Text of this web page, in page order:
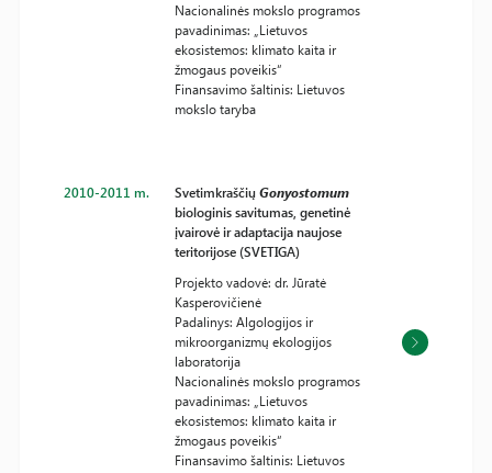
Nacionalinės mokslo programos
pavadinimas: „Lietuvos
ekosistemos: klimato kaita ir
žmogaus poveikis“
Finansavimo šaltinis: Lietuvos
mokslo taryba
2010-2011 m. SvetimkraščiųGonyostomum
biologinis savitumas, genetinė
įvairovė ir adaptacija naujose
teritorijose (SVETIGA)
Projekto vadovė: dr. Jūratė
Kasperovičienė
Padalinys: Algologijos ir
mikroorganizmų ekologijos
laboratorija
Nacionalinės mokslo programos
pavadinimas: „Lietuvos
ekosistemos: klimato kaita ir
žmogaus poveikis“
Finansavimo šaltinis: Lietuvos